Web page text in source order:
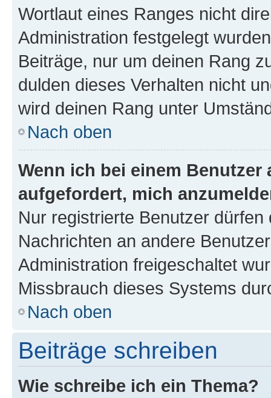
Wortlaut eines Ranges nicht
Administration festgelegt
Beiträge, nur um deinen Rang
dulden dieses Verhalten nicht
wird deinen Rang unter
Nach oben
Wenn ich bei einem
aufgefordert, mich
Nur registrierte Benutzer
Nachrichten an andere
Administration freigeschaltet
Missbrauch dieses Systems
Nach oben
Beiträge schreiben
Wie schreibe ich ein Thema?